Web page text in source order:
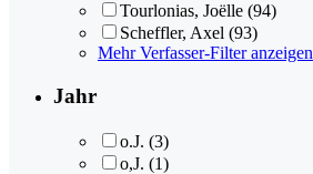
Tourlonias, Joëlle (94)
Scheffler, Axel (93)
Mehr Verfasser-Filter anzeigen
Jahr
o.J. (3)
o,J. (1)